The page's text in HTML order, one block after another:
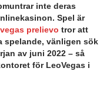
inte deras
Spel är
prelievo tror att
spelande, vänligen sök
av juni 2022 – så
för LeoVegas i